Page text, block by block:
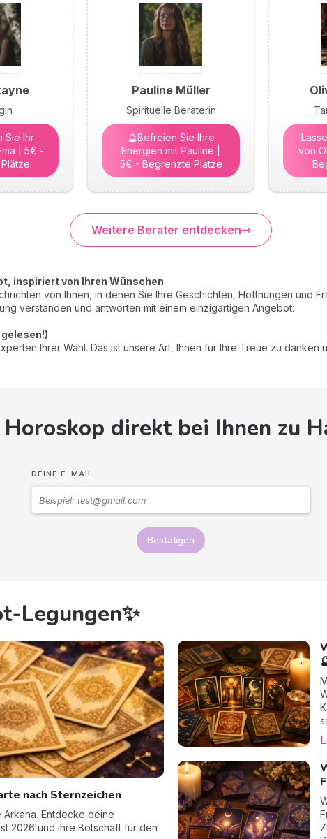
Sie Ihr
| 5€ -
Pauline Müller
Spirituelle Beraterin
🔮Befreien Sie Ihre
Energien mit Pauline |
5€ - Begrenzte Plätze
von
Weitere Berater entdecken
inspiriert von Ihren Wünschen
von Ihnen, in denen Sie Ihre Geschichten, Hoffnungen und
verstanden und antworten mit einem einzigartigen Angebot:
Ihrer Wahl. Das ist unsere Art, Ihnen für Ihre Treue zu danken
direkt bei Ihnen zu
DEINE E-MAIL
Bestätigen
Legungen✨
nach Sternzeichen
Entdecke deine
2026 und ihre Botschaft für den